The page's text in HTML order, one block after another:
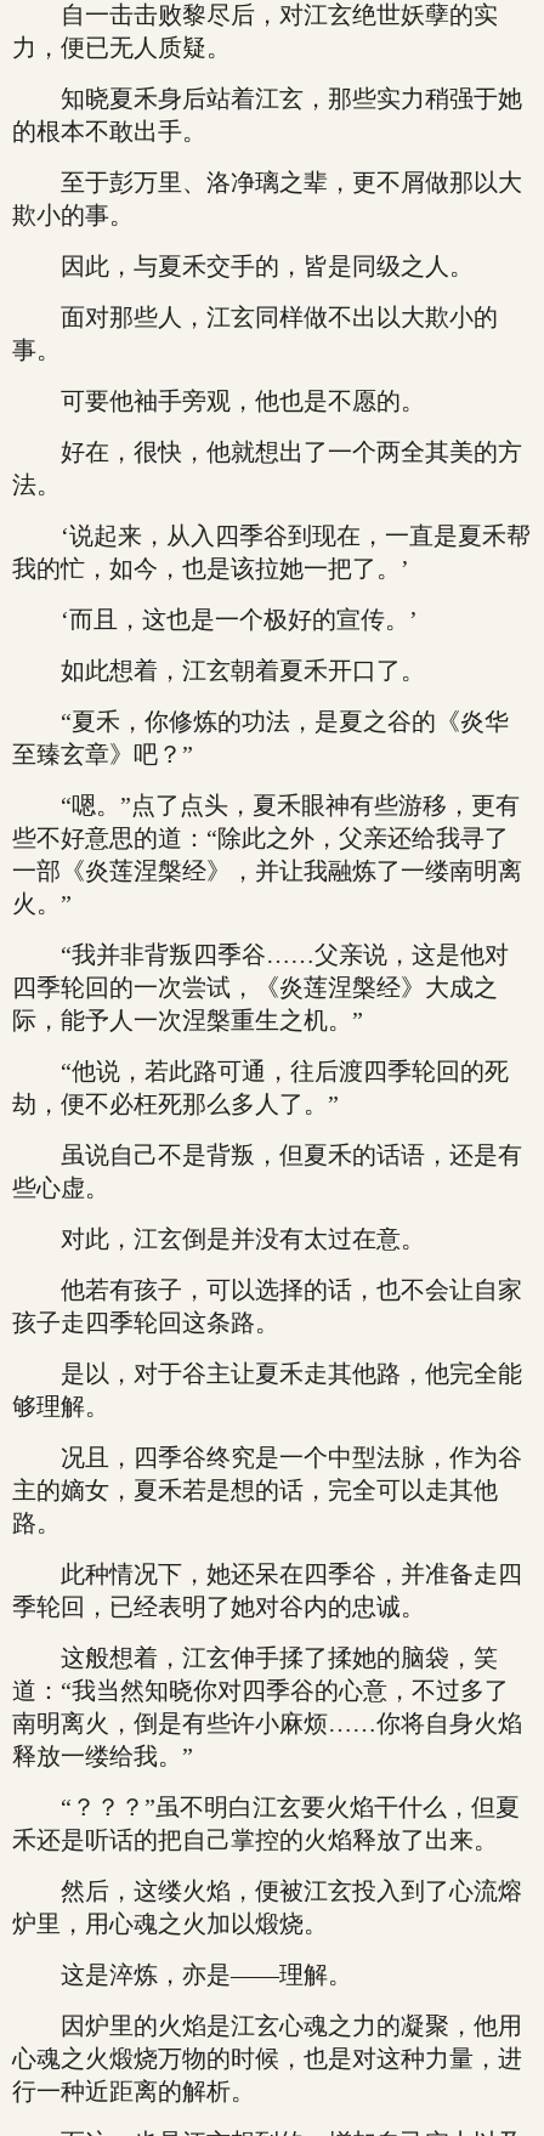
自一击击败黎尽后，对江玄绝世妖孽的实
力，便已无人质疑。
知晓夏禾身后站着江玄，那些实力稍强于她
的根本不敢出手。
至于彭万里、洛净璃之辈，更不屑做那以大
欺小的事。
因此，与夏禾交手的，皆是同级之人。
面对那些人，江玄同样做不出以大欺小的
事。
可要他袖手旁观，他也是不愿的。
好在，很快，他就想出了一个两全其美的方
法。
‘说起来，从入四季谷到现在，一直是夏禾帮
我的忙，如今，也是该拉她一把了。’
‘而且，这也是一个极好的宣传。’
如此想着，江玄朝着夏禾开口了。
“夏禾，你修炼的功法，是夏之谷的《炎华
至臻玄章》吧？”
“嗯。”点了点头，夏禾眼神有些游移，更有
些不好意思的道：“除此之外，父亲还给我寻了
一部《炎莲涅槃经》，并让我融炼了一缕南明离
火。”
“我并非背叛四季谷……父亲说，这是他对
四季轮回的一次尝试，《炎莲涅槃经》大成之
际，能予人一次涅槃重生之机。”
“他说，若此路可通，往后渡四季轮回的死
劫，便不必枉死那么多人了。”
虽说自己不是背叛，但夏禾的话语，还是有
些心虚。
对此，江玄倒是并没有太过在意。
他若有孩子，可以选择的话，也不会让自家
孩子走四季轮回这条路。
是以，对于谷主让夏禾走其他路，他完全能
够理解。
况且，四季谷终究是一个中型法脉，作为谷
主的嫡女，夏禾若是想的话，完全可以走其他
路。
此种情况下，她还呆在四季谷，并准备走四
季轮回，已经表明了她对谷内的忠诚。
这般想着，江玄伸手揉了揉她的脑袋，笑
道：“我当然知晓你对四季谷的心意，不过多了
南明离火，倒是有些许小麻烦……你将自身火焰
释放一缕给我。”
“？？？”虽不明白江玄要火焰干什么，但夏
禾还是听话的把自己掌控的火焰释放了出来。
然后，这缕火焰，便被江玄投入到了心流熔
炉里，用心魂之火加以煅烧。
这是淬炼，亦是——理解。
因炉里的火焰是江玄心魂之力的凝聚，他用
心魂之火煅烧万物的时候，也是对这种力量，进
行一种近距离的解析。